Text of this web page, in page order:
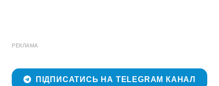
РЕКЛАМА
ПІДПИСАТИСЬ НА TELEGRAM КАНАЛ